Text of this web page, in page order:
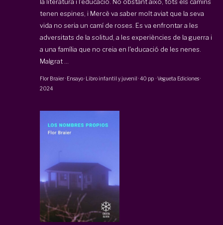
tenen espines, i Mercè va saber molt aviat que la seva
vida no seria un camí de roses. Es va enfrontar a les
adversitats de la solitud, a les experiències de la guerra i
a una família que no creia en l'educació de les nenes.
Malgrat ...
Flor Braier· Ensayo · Libro infantil y juvenil ·40 pp ·Vegueta Ediciones·
2024